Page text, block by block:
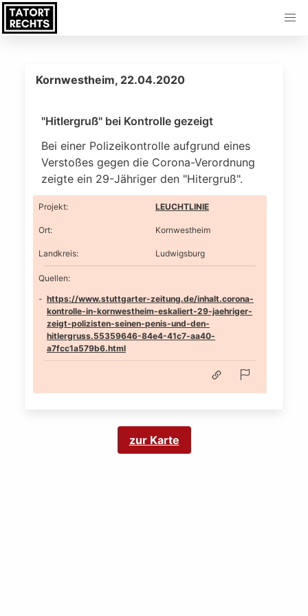
Kornwestheim, 22.04.2020
"Hitlergruß" bei Kontrolle gezeigt
Bei einer Polizeikontrolle aufgrund eines
Verstoßes gegen die Corona-Verordnung
zeigte ein 29-Jähriger den "Hitergruß".
Projekt: LEUCHTLINIE
Ort: Kornwestheim
Landkreis: Ludwigsburg
Quellen:
https://www.stuttgarter-zeitung.de/inhalt.corona-
kontrolle-in-kornwestheim-eskaliert-29-jaehriger-
zeigt-polizisten-seinen-penis-und-den-
hitlergruss.55359646-84e4-41c7-aa40-
a7fcc1a579b6.html
zur Karte